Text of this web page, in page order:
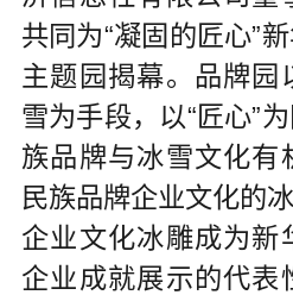
共同为“凝固的匠心”
主题园揭幕。品牌园
雪为手段，以“匠心”
族品牌与冰雪文化有
民族品牌企业文化的
企业文化冰雕成为新
企业成就展示的代表